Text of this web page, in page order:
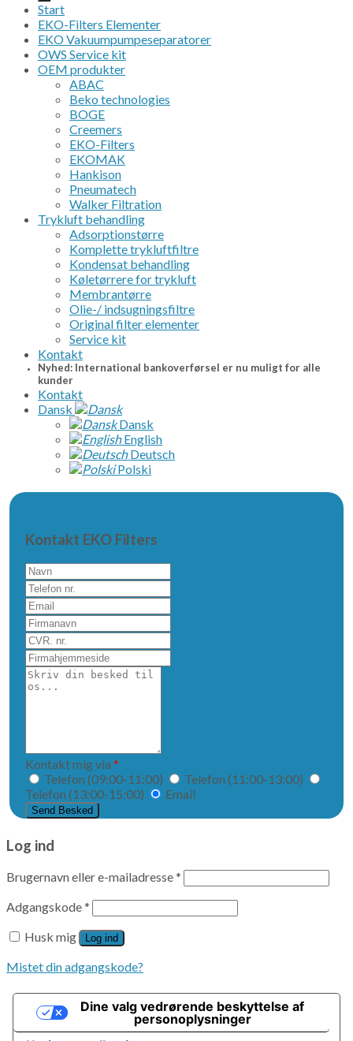
Start
EKO-Filters Elementer
EKO Vakuumpumpeseparatorer
OWS Service kit
OEM produkter
ABAC
Beko technologies
BOGE
Creemers
EKO-Filters
EKOMAK
Hankison
Pneumatech
Walker Filtration
Trykluft behandling
Adsorptionstørre
Komplette trykluftfiltre
Kondensat behandling
Køletørrere for trykluft
Membrantørre
Olie-/ indsugningsfiltre
Original filter elementer
Service kit
Kontakt
Nyhed: International bankoverførsel er nu muligt for alle
kunder
Kontakt
Dansk
Dansk
English
Deutsch
Polski
Kontakt EKO Filters
Navn
Telefon
nr.
Email
Firmanavn
CVR.
nr.
Firmahjemmeside
Skriv
din
Kontakt mig via *
Telefon (09:00-11:00)
Telefon (11:00-13:00)
Telefon (13:00-15:00)
Email
Log ind
Brugernavn eller e-mailadresse*
Adgangskode*
Husk mig
Log ind
Mistet din adgangskode?
Dine valg vedrørende beskyttelse af
personoplysninger